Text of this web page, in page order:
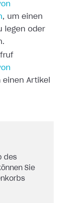
, um einen
legen oder
einen Artikel
des
Sie